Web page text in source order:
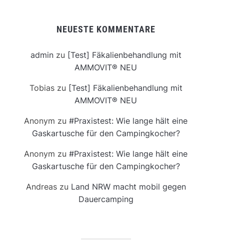
NEUESTE KOMMENTARE
adminzu [Test] Fäkalienbehandlung mit
AMMOVIT® NEU
Tobiaszu [Test] Fäkalienbehandlung mit
AMMOVIT® NEU
Anonym zu #Praxistest: Wie lange hält eine
Gaskartusche für den Campingkocher?
Anonym zu #Praxistest: Wie lange hält eine
Gaskartusche für den Campingkocher?
Andreaszu Land NRW macht mobil gegen
Dauercamping